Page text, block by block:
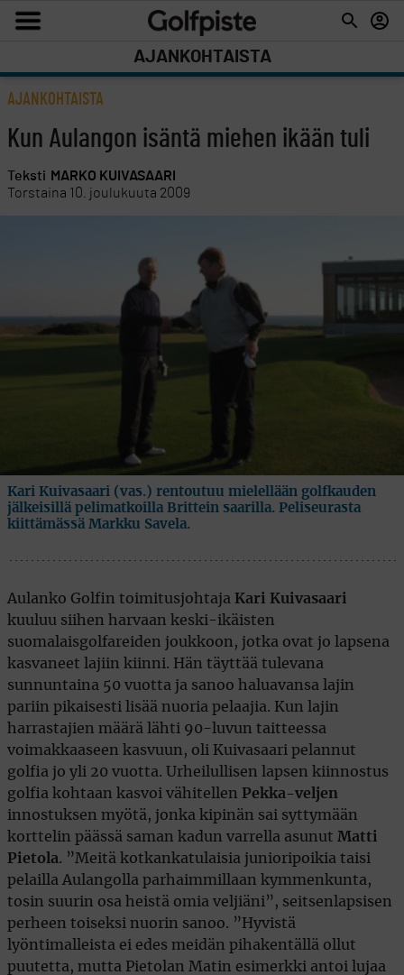
AJANKOHTAISTA
AJANKOHTAISTA
Kun Aulangon isäntä miehen ikään tuli
Teksti MARKO KUIVASAARI
Torstaina 10. joulukuuta 2009
Kari Kuivasaari (vas.) rentoutuu mielellään golfkauden
jälkeisillä pelimatkoilla Brittein saarilla. Peliseurasta
kiittämässä Markku Savela.
Aulanko Golfin toimitusjohtaja Kari Kuivasaari
kuuluu siihen harvaan keski-ikäisten
suomalaisgolfareiden joukkoon, jotka ovat jo lapsena
kasvaneet lajiin kiinni. Hän täyttää tulevana
sunnuntaina 50 vuotta ja sanoo haluavansa lajin
pariin pikaisesti lisää nuoria pelaajia. Kun lajin
harrastajien määrä lähti 90-luvun taitteessa
voimakkaaseen kasvuun, oli Kuivasaari pelannut
golfia jo yli 20 vuotta. Urheilullisen lapsen kiinnostus
golfia kohtaan kasvoi vähitellen
Pekka-veljen
innostuksen myötä, jonka kipinän sai syttymään
korttelin päässä saman kadun varrella asunut Matti
Pietola. ”Meitä kotkankatulaisia junioripoikia taisi
pelailla Aulangolla parhaimmillaan kymmenkunta,
tosin suurin osa heistä omia veljiäni”, seitsenlapsisen
perheen toiseksi nuorin sanoo. ”Hyvistä
lyöntimalleista ei edes meidän pihakentällä ollut
puutetta, mutta Pietolan Matin esimerkki antoi lujaa